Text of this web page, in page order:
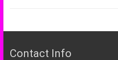
Contact Info